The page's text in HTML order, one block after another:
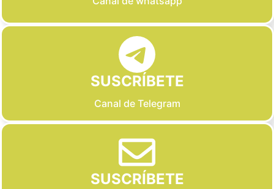
SUSCRÍBETE
Canal de Telegram
SUSCRÍBETE